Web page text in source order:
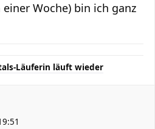
einer Woche) bin ich ganz
Läuferin läuft wieder